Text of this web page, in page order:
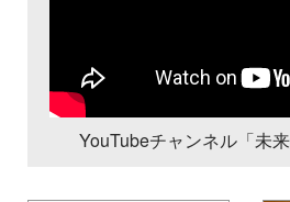
YouTubeチャンネル「未